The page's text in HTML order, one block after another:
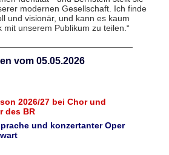
modernen Gesellschaft. Ich finde
und visionär, und kann es kaum
unserem Publikum zu teilen.“
vom 05.05.2026
2026/27 bei Chor und
des BR
und konzertanter Oper